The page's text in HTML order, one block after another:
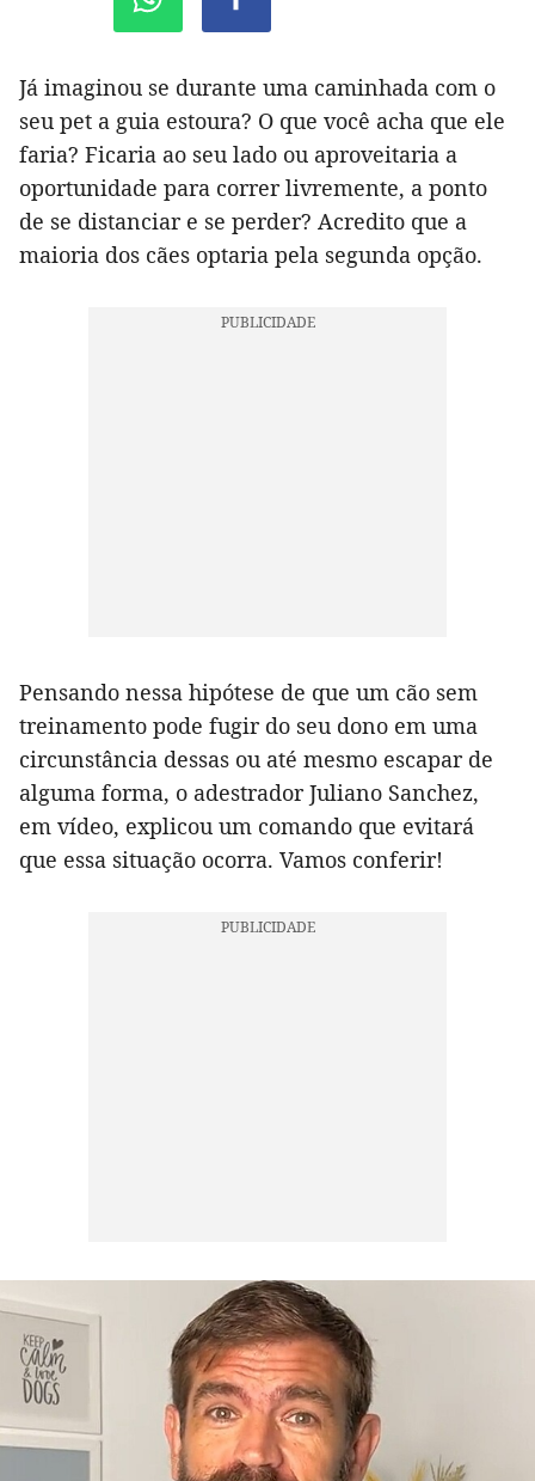
Já imaginou se durante uma caminhada com o
seu pet a guia estoura? O que você acha que ele
faria? Ficaria ao seu lado ou aproveitaria a
oportunidade para correr livremente, a ponto
de se distanciar e se perder? Acredito que a
maioria dos cães optaria pela segunda opção.
Pensando nessa hipótese de que um cão sem
treinamento pode fugir do seu dono em uma
circunstância dessas ou até mesmo escapar de
alguma forma, o adestrador Juliano Sanchez,
em vídeo, explicou um comando que evitará
que essa situação ocorra. Vamos conferir!